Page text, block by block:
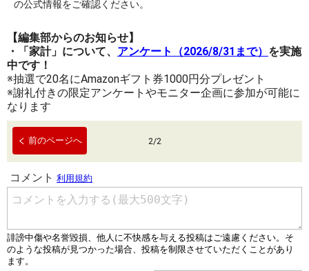
の公式情報をご確認ください。
【編集部からのお知らせ】
・「家計」について、 アンケート（2026/8/31まで） を実施
中です！
※抽選で20名にAmazonギフト券1000円分プレゼント
※謝礼付きの限定アンケートやモニター企画に参加が可能に
なります
前のページへ 2/2